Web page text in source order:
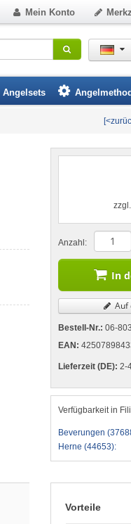
Mein Konto
Angelsets
Anzahl:
In
Auf
Bestell-Nr.: 06-
EAN:
Lieferzeit (DE): 2-
Verfügbarkeit in
Beverungen
Herne (44653):
Vorteile